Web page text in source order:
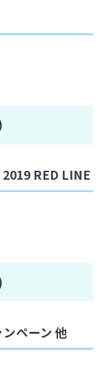
RED LINE
ペーン 他